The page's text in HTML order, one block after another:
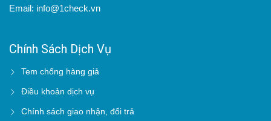
Email: info@1check.vn
Chính Sách Dịch Vụ
Tem chống hàng giả
Điều khoản dịch vụ
Chính sách giao nhận, đổi trả